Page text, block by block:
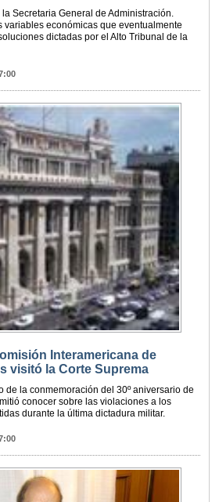
Secretaria General de Administración.
variables económicas que eventualmente
dictadas por el Alto Tribunal de la
Interamericana de
visitó la Corte Suprema
de la conmemoración del 30º aniversario de
conocer sobre las violaciones a los
durante la última dictadura militar.